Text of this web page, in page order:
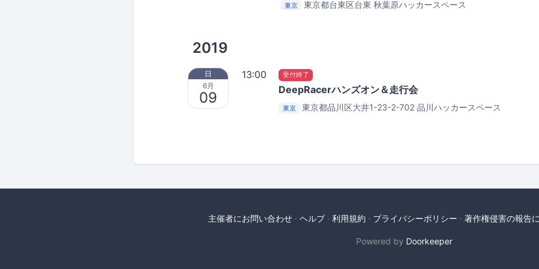
東京 東京都台東区台東 秋葉原ハッカースペース
2019
日
6月
09
13:00 受付終了
DeepRacerハンズオン＆走行会
東京 東京都品川区大井1-23-2-702 品川ハッカースペース
主催者にお問い合わせ ヘルプ 利用規約 プライバシーポリシー 著作権侵害の報告
Powered by Doorkeeper